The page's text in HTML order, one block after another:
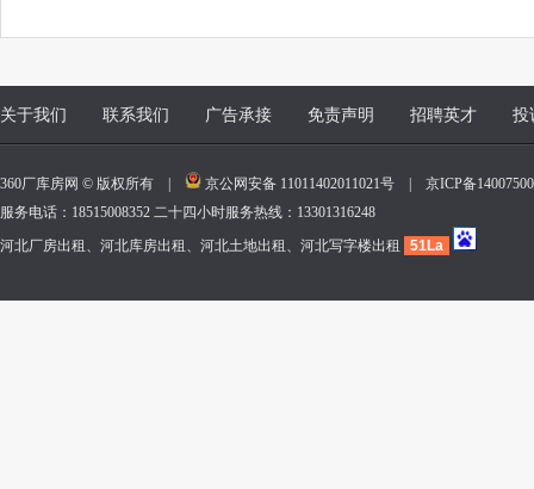
关于我们 联系我们 广告承接 免责声明 招聘英才 投
360厂库房网 © 版权所有 | 京公网安备 11011402011021号
京ICP备
服务电话：18515008352 二十四小时服务热线：13301316248
河北厂房出租、河北库房出租、河北土地出租、河北写字楼出租
51La